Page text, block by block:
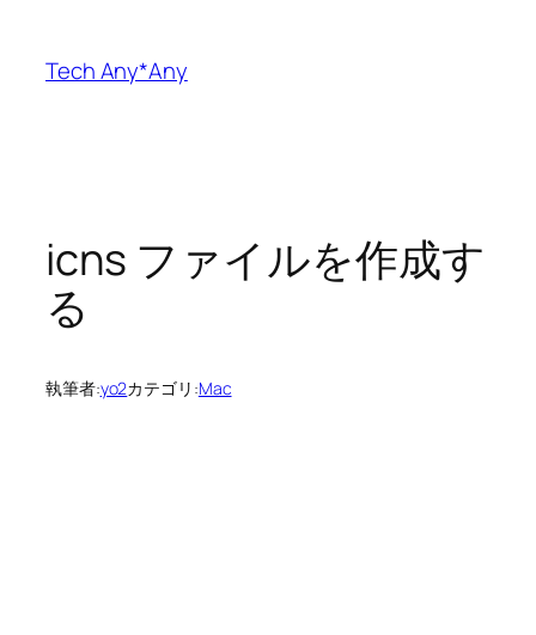
Tech Any*Any
icns ファイルを作成す
る
執筆者:yo2カテゴリ:Mac